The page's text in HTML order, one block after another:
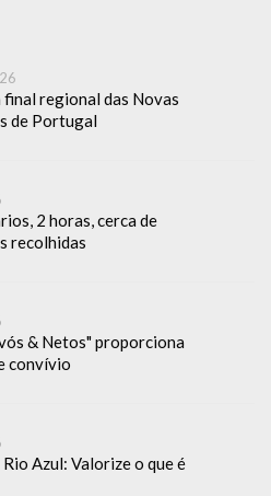
final regional das Novas
de Portugal
2 horas, cerca de
recolhidas
& Netos" proporciona
convívio
Azul: Valorize o que é